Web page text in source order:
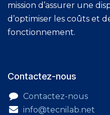
mission d’assurer une
d’optimiser les coûts et
fonctionnement.
Contactez-nous
Contactez-nous
info@tecnilab.net